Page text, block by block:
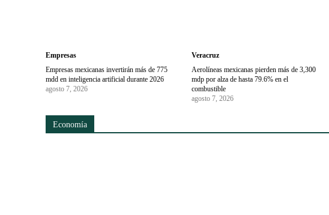
Empresas
Empresas mexicanas invertirán más de 775
mdd en inteligencia artificial durante 2026
agosto 7, 2026
Veracruz
Aerolíneas mexicanas pierden más de 3,300
mdp por alza de hasta 79.6% en el
combustible
agosto 7, 2026
Economía